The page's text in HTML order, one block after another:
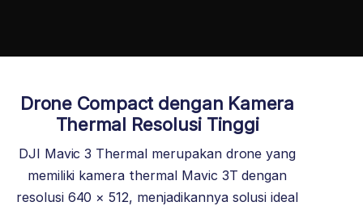
Drone Compact dengan Kamera
Thermal Resolusi Tinggi
DJI Mavic 3 Thermal merupakan drone yang
memiliki kamera thermal Mavic 3T dengan
resolusi 640 × 512, menjadikannya solusi ideal